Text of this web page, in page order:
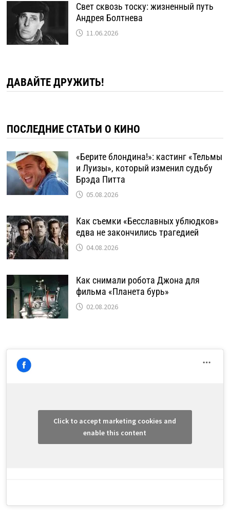
Свет сквозь тоску: жизненный путь
Андрея Болтнева
11.06.2026
ДАВАЙТЕ ДРУЖИТЬ!
ПОСЛЕДНИЕ СТАТЬИ О КИНО
«Берите блондина!»: кастинг «Тельмы
и Луизы», который изменил судьбу
Брэда Питта
05.08.2026
Как съемки «Бесславных ублюдков»
едва не закончились трагедией
04.08.2026
Как снимали робота Джона для
фильма «Планета бурь»
02.08.2026
Click to accept marketing cookies and
enable this content